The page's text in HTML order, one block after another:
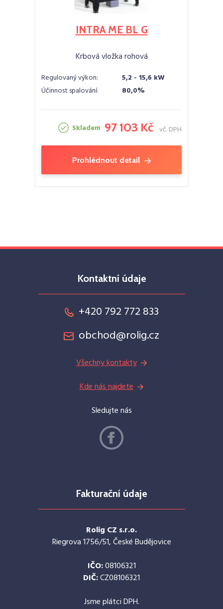
INTRA ME BL G
Krbová vložka rohová
Regulovaný výkon:
5,2 - 15,6 kW
Účinnost spalování:
80,0%
Skladem 97 103 Kč vč. DPH
Prohlédnout detail
Kontaktní údaje
+420 792 772 833
obchod@rolig.cz
Všechny kontakty
Kde nás najdete
Sledujte nás
Fakturační údaje
Rolig CZ s.r.o.
Riegrova 1756/51, České Budějovice
IČO:08106321
DIČ:CZ08106321
Jsme plátci DPH.